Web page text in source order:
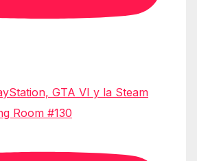
GTA VI y la Steam
Room #130